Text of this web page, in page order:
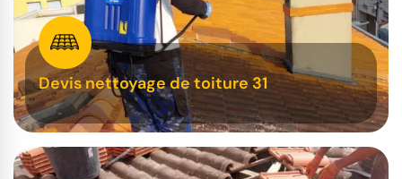
Devis nettoyage de toiture 31